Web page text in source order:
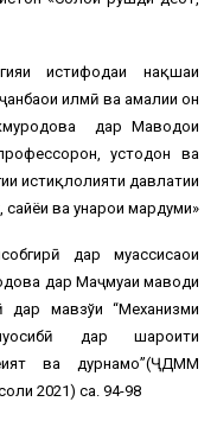
истифодаи нақшаи
илмӣ ва амалии он
дар Маводҳои
устодон ва
истиқлолияти давлатии
ва ҳунарҳои мардуми»
дар муассисаҳои
дар Маҷмуаи маводи
дар мавзўи “Механизми
дар шароити
ва дурнамо”(ҶДММ
2021) саҳ. 94-98